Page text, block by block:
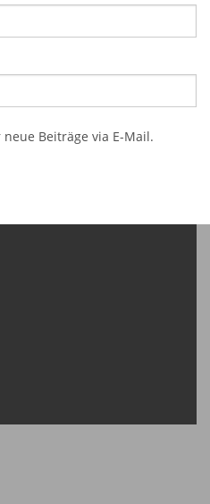
Beiträge via E-Mail.